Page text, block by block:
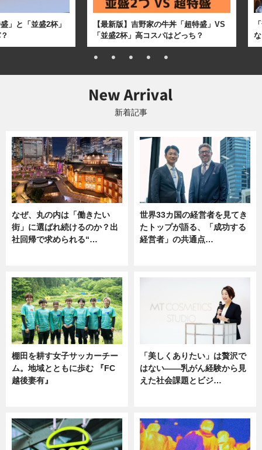
」と「並盛2杯」
【最新版】吉野家の牛丼「超特盛」VS
「並盛2杯」高コスパはどっち？
新着記事
なぜ、丸の内は「働きたい
街」に選ばれ続けるのか？出
社回帰で求められる“…
世界33カ国の経営者を見てき
たトップが語る、「成功する
経営者」の共通点…
棚田を耕す女子サッカーチー
ム。地域とともに歩む 『FC
越後妻有』
「美しくありたい」は贅沢で
はない――乳がん経験から見
えた社会課題とビジ…